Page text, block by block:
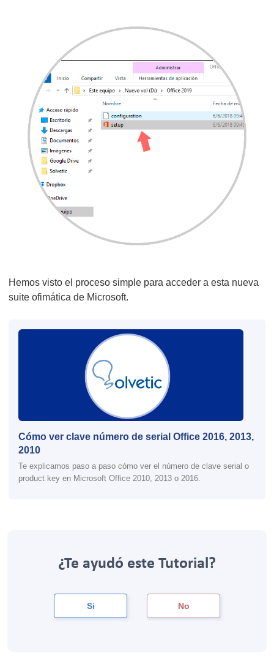
Hemos visto el proceso simple para acceder a esta nueva
suite ofimática de Microsoft.
Cómo ver clave número de serial Office 2016, 2013,
2010
Te explicamos paso a paso cómo ver el número de clave serial o
product key en Microsoft Office 2010, 2013 o 2016.
¿Te ayudó este Tutorial?
Si No